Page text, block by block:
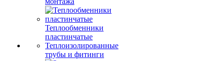
Теплообменники
пластинчатые
Теплоизолированные
трубы и фитинги